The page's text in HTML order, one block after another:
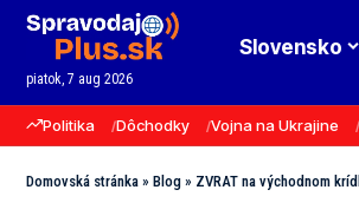
piatok, 7 aug 2026
Slovensko
Politika Dôchodky Vojna na Ukrajine
Domovská stránka » Blog » ZVRAT na východnom